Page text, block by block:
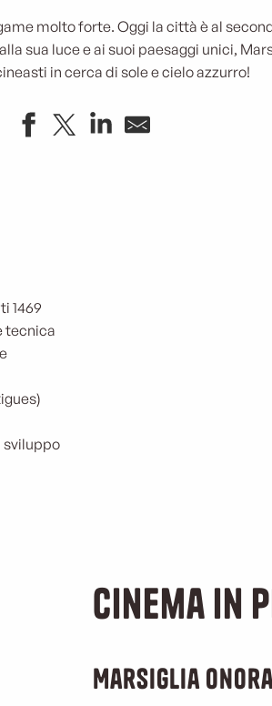
molto forte. Oggi la città è al
sua luce e ai suoi paesaggi unici,
in cerca di sole e cielo azzurro!
1469
tecnica
sviluppo
Cinema in
Marsiglia